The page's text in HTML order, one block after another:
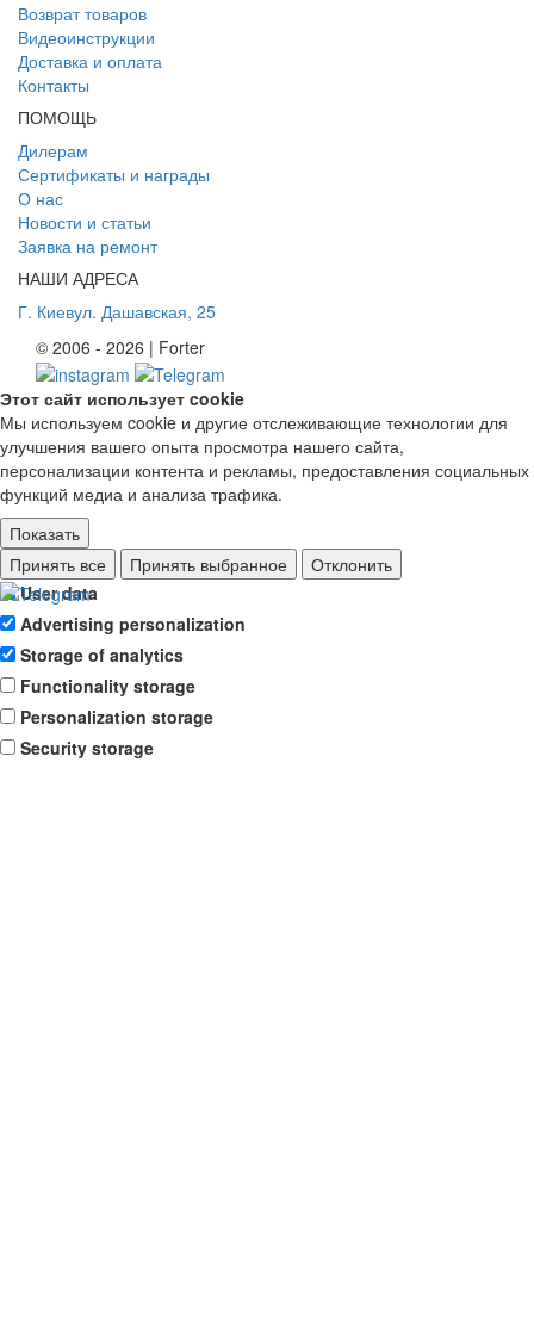
Возврат товаров
Видеоинструкции
Доставка и оплата
Контакты
ПОМОЩЬ
Дилерам
Сертификаты и награды
О нас
Новости и статьи
Заявка на ремонт
НАШИ АДРЕСА
Г. Киевул. Дашавская, 25
© 2006 - 2026 | Forter
Этот сайт использует cookie
Мы используем cookie и другие отслеживающие технологии для
улучшения вашего опыта просмотра нашего сайта,
персонализации контента и рекламы, предоставления социальных
функций медиа и анализа трафика.
Показать
Ad storage
User data
Advertising personalization
Storage of analytics
Functionality storage
Personalization storage
Security storage
Принять все Принять выбранное Отклонить